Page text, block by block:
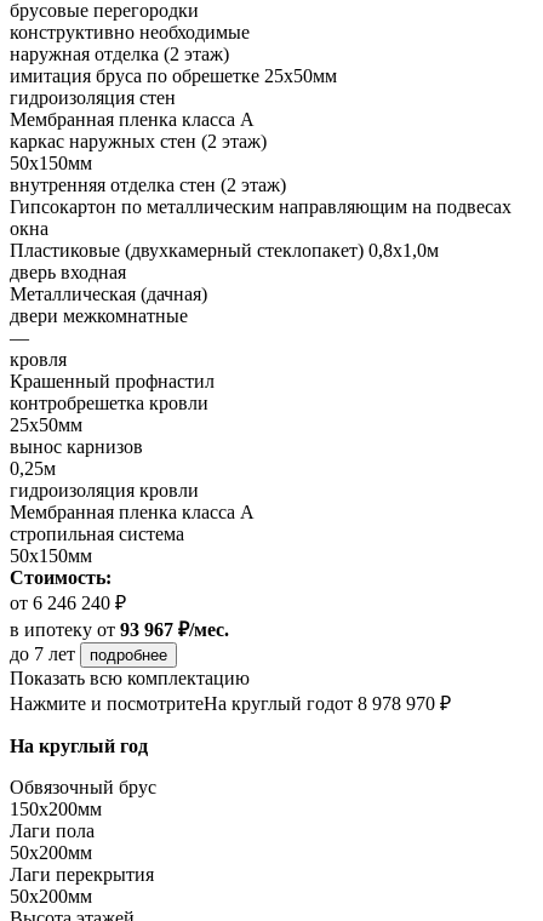
брусовые перегородки
конструктивно необходимые
наружная отделка (2 этаж)
имитация бруса по обрешетке 25х50мм
гидроизоляция стен
Мембранная пленка класса А
каркас наружных стен (2 этаж)
50х150мм
внутренняя отделка стен (2 этаж)
Гипсокартон по металлическим направляющим на подвесах
окна
Пластиковые (двухкамерный стеклопакет) 0,8х1,0м
дверь входная
Металлическая (дачная)
двери межкомнатные
—
кровля
Крашенный профнастил
контробрешетка кровли
25х50мм
вынос карнизов
0,25м
гидроизоляция кровли
Мембранная пленка класса А
стропильная система
50х150мм
Стоимость:
от 6 246 240 ₽
в ипотеку от 93 967 ₽/мес.
до 7 лет
подробнее
Показать всю комплектацию
Нажмите и посмотритеНа круглый годот 8 978 970 ₽
На круглый год
Обвязочный брус
150х200мм
Лаги пола
50х200мм
Лаги перекрытия
50х200мм